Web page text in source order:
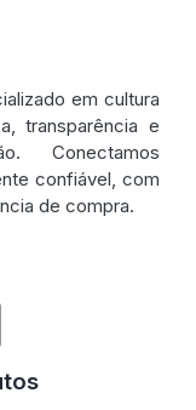
em cultura
transparência e
Conectamos
confiável, com
de compra.